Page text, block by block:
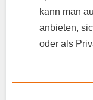
kann man
anbieten,
oder als